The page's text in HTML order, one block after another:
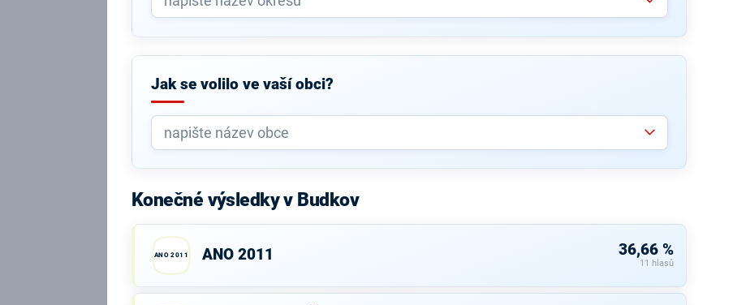
Jak se volilo ve vaší obci?
Konečné výsledky v Budkov
ANO 2011 ANO 2011 36,66 %
11 hlasů